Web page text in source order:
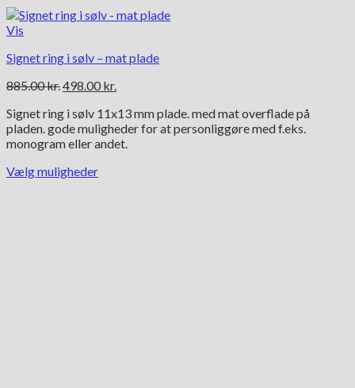
Vis
Signet ring i sølv – mat plade
885.00kr.Den
pris
var:
885.00 kr..
498.00 kr.
pris
er:
498.00 kr..
Signet ring i sølv 11x13 mm plade. med mat overflade på
pladen. gode muligheder for at personliggøre med f.eks.
monogram eller andet.
Vælg muligheder